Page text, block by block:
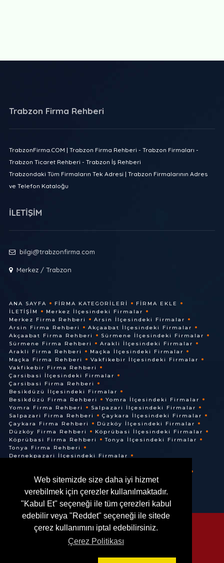
Web sitemizde size daha iyi hizmet
verebilmek için çerezler kullanılmaktadır.
"Kabul Et" seçeneği ile tüm çerezleri kabul
edebilir veya "Reddet" seçeneği ile sitede
çerez kullanımını iptal edebilirsiniz.
Çerez Politikası
Trabzon Firma Rehberi
TrabzonFirma.COM | Trabzon Firma Rehberi - Trabzon Firmaları -
Trabzon Ticaret Rehberi - Trabzon İş Rehberi
Trabzondaki Tüm Firmaların Tek Adresi | Trabzon Firmalarının Adres
ve Telefon Kataloğu
İLETİŞİM
bilgi@trabzonfirma.com
Merkez / Trabzon
ANA SAYFA FIRMA KATEGORILERI
FIRMA EKLE
İLETIŞIM
Merkez İlçesindeki Firmalar
Merkez Firma Rehberi
Arsin İlçesindeki Firmalar
Arsin Firma Rehberi
Akçaabat İlçesindeki Firmalar
Akçaabat Firma Rehberi
Sürmene İlçesindeki Firmalar
Sürmene Firma Rehberi
Arakli İlçesindeki Firmalar
Arakli Firma Rehberi
Maçka İlçesindeki Firmalar
Maçka Firma Rehberi
Vakfikebir İlçesindeki Firmalar
Vakfikebir Firma Rehberi
Çarsibasi İlçesindeki Firmalar
Çarsibasi Firma Rehberi
Besikdüzü İlçesindeki Firmalar
Besikdüzü Firma Rehberi
Yomra İlçesindeki Firmalar
Yomra Firma Rehberi
Salpazari İlçesindeki Firmalar
Salpazari Firma Rehberi
Çaykara İlçesindeki Firmalar
Çaykara Firma Rehberi
Düzköy İlçesindeki Firmalar
Düzköy Firma Rehberi
Köprübasi İlçesindeki Firmalar
Köprübasi Firma Rehberi
Tonya İlçesindeki Firmalar
Tonya Firma Rehberi
Dernekpazari İlçesindeki Firmalar
Of İlçesindeki Firmalar
Of Firma Rehberi